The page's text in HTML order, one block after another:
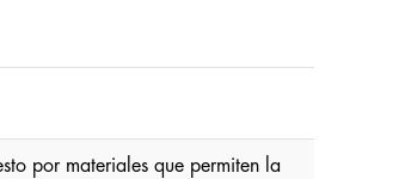
por materiales que permiten la